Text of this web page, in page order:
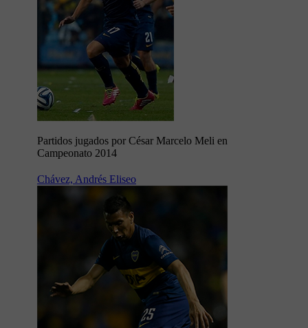
Partidos jugados por César Marcelo Meli en
Campeonato 2014
Chávez, Andrés Eliseo